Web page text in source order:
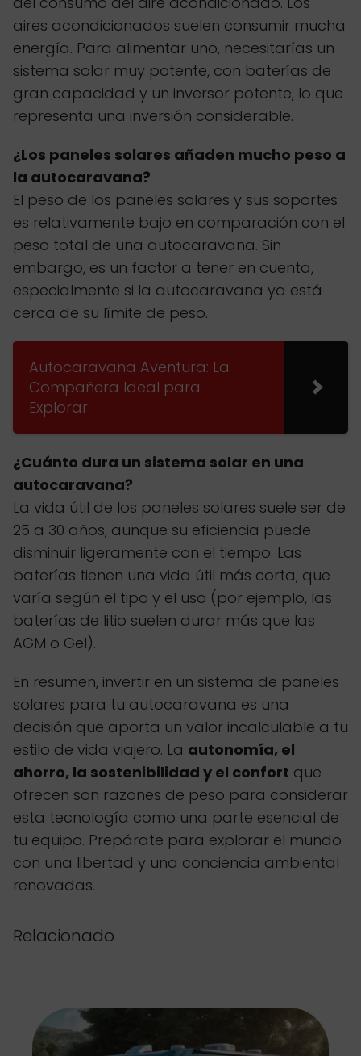
aires acondicionados suelen consumir mucha
energía. Para alimentar uno, necesitarías un
sistema solar muy potente, con baterías de
gran capacidad y un inversor potente, lo que
representa una inversión considerable.
¿Los paneles solares añaden mucho peso a
la autocaravana?
El peso de los paneles solares y sus soportes
es relativamente bajo en comparación con el
peso total de una autocaravana. Sin
embargo, es un factor a tener en cuenta,
especialmente si la autocaravana ya está
cerca de su límite de peso.
Autocaravana Aventura: La
Compañera Ideal para
Explorar
¿Cuánto dura un sistema solar en una
autocaravana?
La vida útil de los paneles solares suele ser de
25 a 30 años, aunque su eficiencia puede
disminuir ligeramente con el tiempo. Las
baterías tienen una vida útil más corta, que
varía según el tipo y el uso (por ejemplo, las
baterías de litio suelen durar más que las
AGM o Gel).
En resumen, invertir en un sistema de paneles
solares para tu autocaravana es una
decisión que aporta un valor incalculable a tu
estilo de vida viajero. La autonomía, el
ahorro, la sostenibilidad y el confort que
ofrecen son razones de peso para considerar
esta tecnología como una parte esencial de
tu equipo. Prepárate para explorar el mundo
con una libertad y una conciencia ambiental
renovadas.
Relacionado